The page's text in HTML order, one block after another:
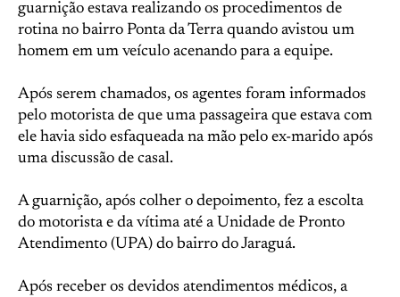
guarnição estava realizando os procedimentos de
rotina no bairro Ponta da Terra quando avistou um
homem em um veículo acenando para a equipe.
Após serem chamados, os agentes foram informados
pelo motorista de que uma passageira que estava com
ele havia sido esfaqueada na mão pelo ex-marido após
uma discussão de casal.
A guarnição, após colher o depoimento, fez a escolta
do motorista e da vítima até a Unidade de Pronto
Atendimento (UPA) do bairro do Jaraguá.
Após receber os devidos atendimentos médicos, a